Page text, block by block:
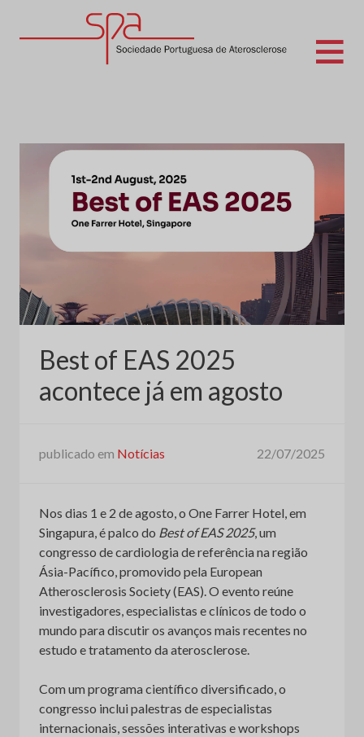
Best of EAS 2025
acontece já em agosto
publicado em Notícias 22/07/2025
Nos dias 1 e 2 de agosto, o One Farrer Hotel, em
Singapura, é palco do Best of EAS 2025, um
congresso de cardiologia de referência na região
Ásia-Pacífico, promovido pela European
Atherosclerosis Society (EAS). O evento reúne
investigadores, especialistas e clínicos de todo o
mundo para discutir os avanços mais recentes no
estudo e tratamento da aterosclerose.
Com um programa científico diversificado, o
congresso inclui palestras de especialistas
internacionais, sessões interativas e workshops